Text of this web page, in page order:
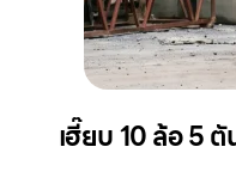
เฮี๊ยบ 10 ล้อ 5